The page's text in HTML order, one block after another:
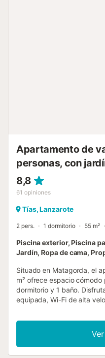
Apartamento de
personas, con
8,8
61 opiniones
Tías, Lanzarote
2 pers. 1 dormitorio 55 m²
Piscina exterior, Piscina
Jardín, Ropa de cama,
Situado en Matagorda, el
m² ofrece espacio cómodo
dormitorio y 1 baño.
equipada, Wi-Fi de alta
apartamento cuenta con
check-in automático para
vuestra terraza privada
montaña. El jardín, la